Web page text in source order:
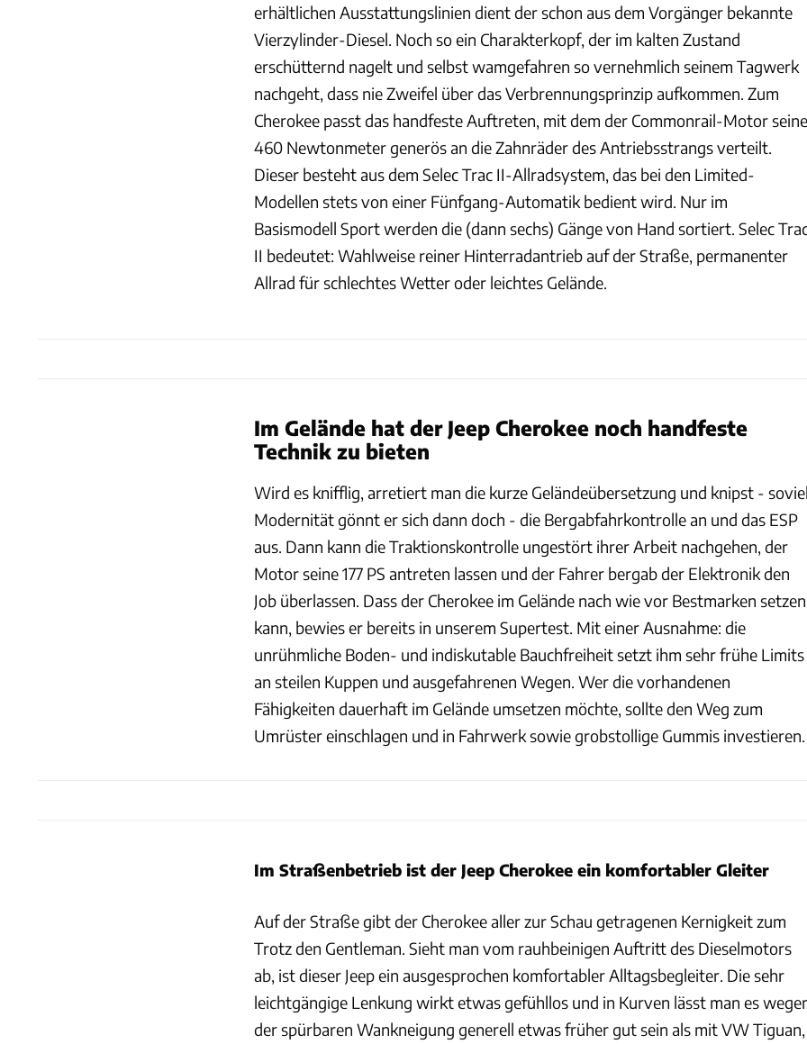
erhältlichen Ausstattungslinien dient der schon aus dem Vorgänger bekannte
Vierzylinder-Diesel. Noch so ein Charakterkopf, der im kalten Zustand
erschütternd nagelt und selbst wamgefahren so vernehmlich seinem Tagwerk
nachgeht, dass nie Zweifel über das Verbrennungsprinzip aufkommen. Zum
Cherokee passt das handfeste Auftreten, mit dem der Commonrail-Motor seine
460 Newtonmeter generös an die Zahnräder des Antriebsstrangs verteilt.
Dieser besteht aus dem Selec Trac II-Allradsystem, das bei den Limited-
Modellen stets von einer Fünfgang-Automatik bedient wird. Nur im
Basismodell Sport werden die (dann sechs) Gänge von Hand sortiert. Selec
II bedeutet: Wahlweise reiner Hinterradantrieb auf der Straße, permanenter
Allrad für schlechtes Wetter oder leichtes Gelände.
Im Gelände hat der Jeep Cherokee noch handfeste
Technik zu bieten
Wird es knifflig, arretiert man die kurze Geländeübersetzung und knipst -
Modernität gönnt er sich dann doch - die Bergabfahrkontrolle an und das ESP
aus. Dann kann die Traktionskontrolle ungestört ihrer Arbeit nachgehen, der
Motor seine 177 PS antreten lassen und der Fahrer bergab der Elektronik den
Job überlassen. Dass der Cherokee im Gelände nach wie vor Bestmarken setzen
kann, bewies er bereits in unserem Supertest. Mit einer Ausnahme: die
unrühmliche Boden- und indiskutable Bauchfreiheit setzt ihm sehr frühe Limits
an steilen Kuppen und ausgefahrenen Wegen. Wer die vorhandenen
Fähigkeiten dauerhaft im Gelände umsetzen möchte, sollte den Weg zum
Umrüster einschlagen und in Fahrwerk sowie grobstollige Gummis investieren.
Im Straßenbetrieb ist der Jeep Cherokee ein komfortabler Gleiter
Auf der Straße gibt der Cherokee aller zur Schau getragenen Kernigkeit zum
Trotz den Gentleman. Sieht man vom rauhbeinigen Auftritt des Dieselmotors
ab, ist dieser Jeep ein ausgesprochen komfortabler Alltagsbegleiter. Die sehr
leichtgängige Lenkung wirkt etwas gefühllos und in Kurven lässt man es
der spürbaren Wankneigung generell etwas früher gut sein als mit VW Tiguan,